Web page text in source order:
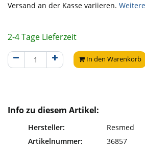
Versand an der Kasse variieren.
2-4 Tage Lieferzeit
In den Warenkorb
Info zu diesem Artikel:
Hersteller:
Resmed
Artikelnummer:
36857